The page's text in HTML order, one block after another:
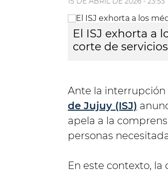
El ISJ exhorta a
corte de servicios
Ante la interrupción
de Jujuy (ISJ)
apela a la
personas
En este contexto,